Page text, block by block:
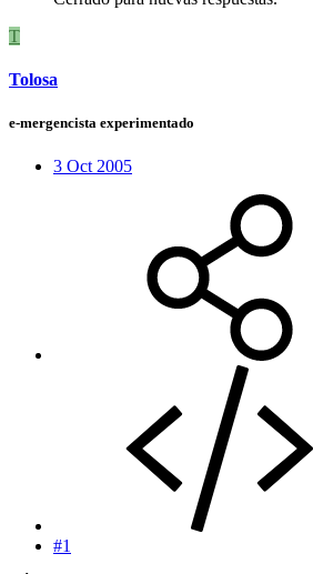
T
Tolosa
e-mergencista experimentado
3 Oct 2005
#1